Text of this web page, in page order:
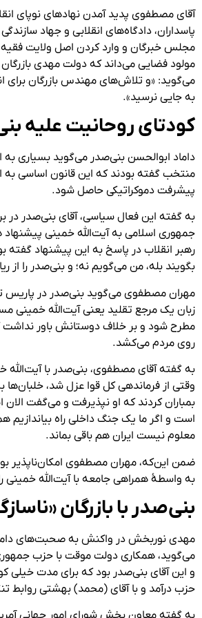
آقای مصطفوی پدید آمدن نهادهای نوپای
پاسداران، دادگاه‌های انقلابی و جهاد
مجلس خبرگان و وارد کردن اصل ولایت فقیه
مولود فضایی می‌داند که دولت مهدی
می‌گوید: «و تلاش‌های مهندس بازرگان برای
به جایی نرسید».
کودتای روحانیت علیه
داماد ابوالحسن بنی‌صدر می‌گوید بسیاری
منتخب گفته بودند که این قانون اساسی به
پیشرفت دموکراتیکی حاصل شود.
به گفته این فعال سیاسی، آقای بنی‌صدر در
جمهوری اسلامی به آیت‌الله خمینی پیشنهاد
رهبر انقلاب در پاسخ به این پیشنهاد گفته
بگویند بله، من می‌گویم نه؛ و بنی‌صدر را
مهران مصطفوی می‌گوید بنی‌صدر در پاریس
زبان یک مرجع تقلید یعنی آیت‌الله خمینی
مطرح شود و بر خلاف دوستانش باور
روی مردم می‌کشد.
به گفته آقای مصطفوی، بنی‌صدر با آیت‌الله
وقتی از فرماندهی کل قوا عزل شد، خلبان‌ها
بمباران کردند که او نپذیرفت و می‌گفت الان
است و اگر ما یک جنگ داخلی راه
معلوم نیست ایران هم باقی بماند.
به واسطهٔ همراهی جامعه با آیت‌الله خمینی
بنی‌صدر با بازرگان
مهدی نوربخش در واکنش به صحبت‌های
می‌گوید، همکاری دولت موقت با حزب
و این آقای بنی‌صدر بود که برای مدت خیلی
حزب در‌آمد و با آقای (محمد) بهشتی روابط